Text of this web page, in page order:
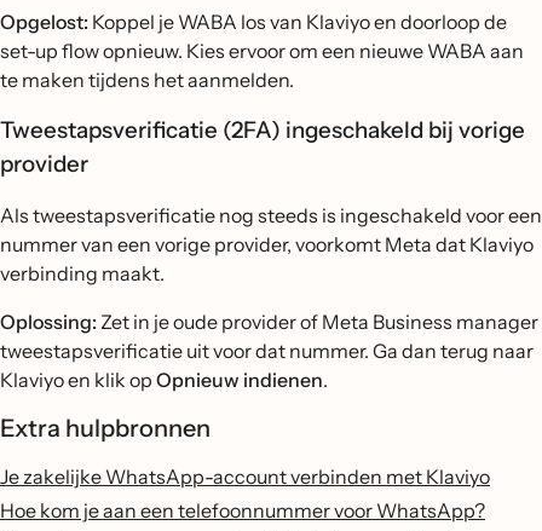
Opgelost: Koppel je WABA los van Klaviyo en doorloop de
set-up flow opnieuw. Kies ervoor om een nieuwe WABA aan
te maken tijdens het aanmelden.
Tweestapsverificatie (2FA) ingeschakeld bij vorige
provider
Als tweestapsverificatie nog steeds is ingeschakeld voor een
nummer van een vorige provider, voorkomt Meta dat Klaviyo
verbinding maakt.
Oplossing: Zet in je oude provider of Meta Business manager
tweestapsverificatie uit voor dat nummer. Ga dan terug naar
Klaviyo en klik op Opnieuw indienen.
Extra hulpbronnen
Je zakelijke WhatsApp-account verbinden met Klaviyo
Hoe kom je aan een telefoonnummer voor WhatsApp?